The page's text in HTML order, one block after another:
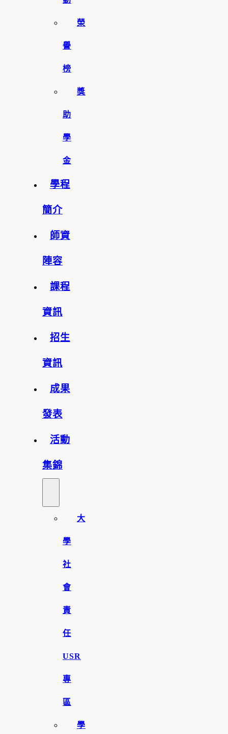
榮
譽
榜
獎
助
學
金
學程
簡介
師資
陣容
課程
資訊
招生
資訊
成果
發表
活動
集錦
大
學
社
會
責
任
USR
專
區
學